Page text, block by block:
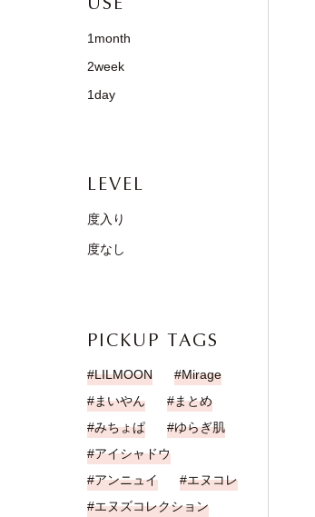
1month
2week
1day
LEVEL
度入り
度なし
PICKUP TAGS
LILMOON
Mirage
まいやん
まとめ
みちょぱ
ゆらぎ肌
アイシャドウ
アンニュイ
エヌコレ
エヌズコレクション